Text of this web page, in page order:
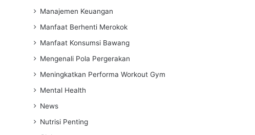
Manajemen Keuangan
Manfaat Berhenti Merokok
Manfaat Konsumsi Bawang
Mengenali Pola Pergerakan
Meningkatkan Performa Workout Gym
Mental Health
News
Nutrisi Penting